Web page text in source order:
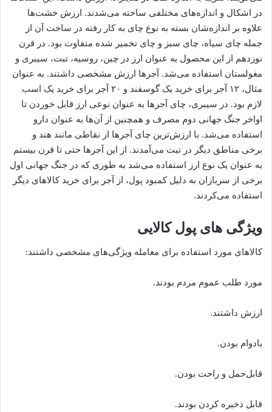
در اشکال و اندازه‌های مختلفی ساخته می‌شدند. ارزش خشت‌ها
علاوه بر اندازه‌شان بسته به نوع چای به کار رفته در ساخت آن از
جمله چای سیاه، چای سبز و چای تخمیر شده متفاوت بود. در قرن
نوزدهم از این محصول به عنوان ارز در چین، روسیه، تبت، سیبری و
مغولستان استفاده می‌شد. آجرها ارزش مشخصی داشتند. به عنوان
مثال، ۱۲ آجر برای خرید یک گوسفند و ۲۰ آجر برای خرید یک اسب
لازم بود. در سیبری، چای آجرها به عنوان نوعی ارز قابل خوردن تا
اواخر جنگ جهانی دوم مصرف و همچنین از آن‌ها به عنوان دارو
استفاده می‌شد. با ارزش‌ترین چای آجرها از نقاطی مانند هند و
برخی مناطق دیگر در تبت می‌آمدند. از این آجرها حتی تا قرن بیستم
به عنوان یک نوع ارز استفاده می‌شد به طوری که در جنگ جهانی اول
برخی از سربازان به دلیل کمبود پول، از آجر برای خرید کالاهای دیگر
استفاده می‌کردند.
ویژگی های پول کالایی
کالاهای مورد استفاده برای معامله ویژگی‌‌های مشخصی داشتند:
مورد طلب عموم مردم بودند.
ارزش داشتند.
بادوام بودن.
قابل‌حمل و راحت بودن.
قابل ذخیره‌‌ کردن بودند.